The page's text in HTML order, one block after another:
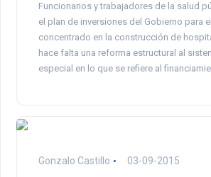
Funcionarios y trabajadores de la salud
el plan de inversiones del Gobierno para
concentrado en la construcción de
hace falta una reforma estructural al
especial en lo que se refiere al
Gonzalo Castillo 03-09-2015